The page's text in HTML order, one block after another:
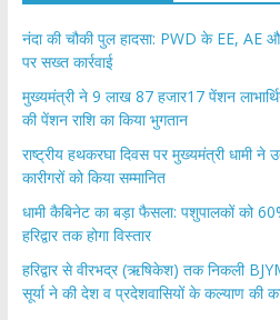
नंदा की चौकी पुल हादसा: PWD के EE, AE
पर सख्त कार्रवाई
मुख्यमंत्री ने 9 लाख 87 हजार17 पेंशन
की पेंशन राशि का किया भुगतान
राष्ट्रीय हथकरघा दिवस पर मुख्यमंत्री धामी
कारीगरों को किया सम्मानित
​धामी कैबिनेट का बड़ा फैसला: पशुपालकों को
हरिद्वार तक होगा विस्तार
​हरिद्वार से वीरभद्र (ऋषिकेश) तक निकली
सूर्या ने की देश व प्रदेशवासियों के कल्याण की